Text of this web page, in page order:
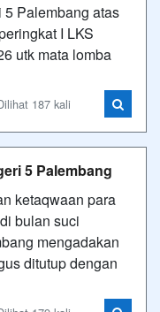
Palembang atas
I LKS
utk mata lomba
187 kali
5 Palembang
ketaqwaan para
bulan suci
mengadakan
ditutup dengan